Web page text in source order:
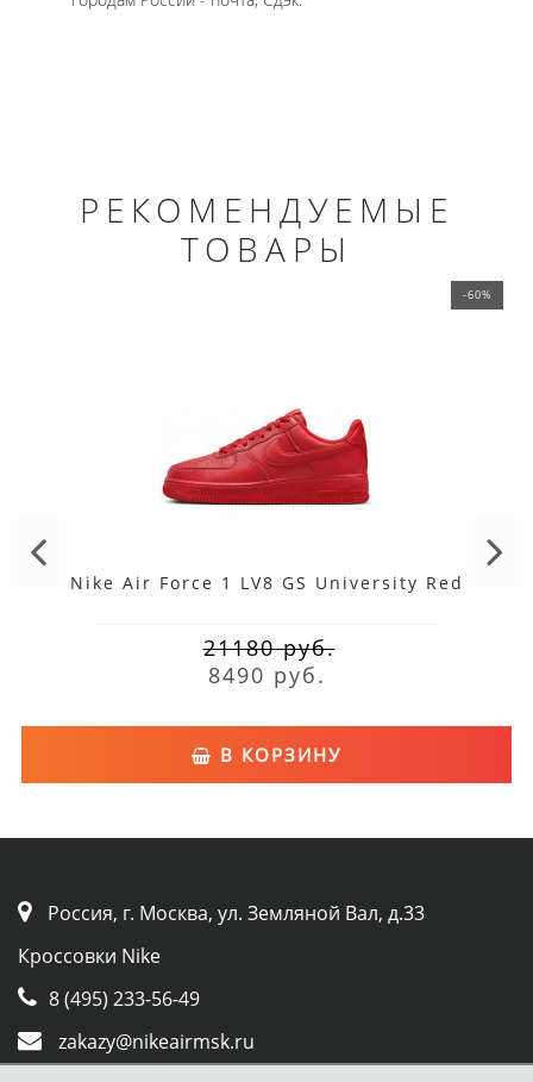
РЕКОМЕНДУЕМЫЕ
ТОВАРЫ
-60%
Nike Air Force 1 LV8 GS University Red
21180 руб.
8490 руб.
В КОРЗИНУ
Россия, г. Москва, ул. Земляной Вал, д.33
Кроссовки Nike
8 (495) 233-56-49
zakazy@nikeairmsk.ru